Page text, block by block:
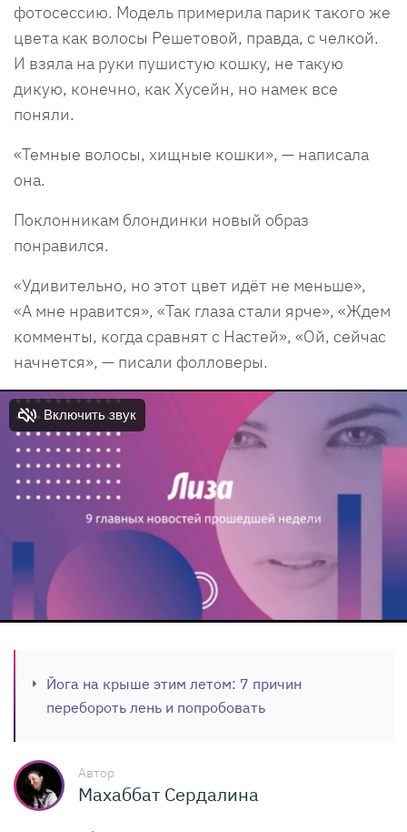
фотосессию. Модель примерила парик такого же
цвета как волосы Решетовой, правда, с челкой.
И взяла на руки пушистую кошку, не такую
дикую, конечно, как Хусейн, но намек все
поняли.
«Темные волосы, хищные кошки», — написала
она.
Поклонникам блондинки новый образ
понравился.
«Удивительно, но этот цвет идёт не меньше»,
«А мне нравится», «Так глаза стали ярче», «Ждем
комменты, когда сравнят с Настей», «Ой, сейчас
начнется», — писали фолловеры.
Йога на крыше этим летом: 7 причин
перебороть лень и попробовать
Автор
Махаббат Сердалина